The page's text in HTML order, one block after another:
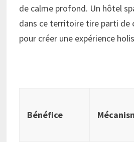
de calme profond. Un hôtel
dans ce territoire tire parti de
pour créer une expérience
Bénéfice